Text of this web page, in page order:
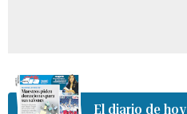
El diario de hoy